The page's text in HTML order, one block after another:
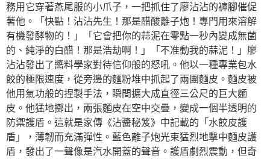
務用它穿著燕尾服的小爪子，一把抓住了廖沾沾的褲腳催促
著他。「快點！沾沾先生！那是醋酸離子炮！專門用來溶解
有機發酵物的！」「它會把你的蒜泥在零點一秒內變成無菌
的、純淨的白醋！那是浩劫啊！」「不准動我的蒜泥！」廖
沾沾發出了醬料學家對待信仰般的怒吼。他以一種專業包水
餃的極限速度，從旁邊的麵粉堆中抓起了兩團麵皮。麵皮被
他用氣功般的捏製手法，瞬間擴大成直徑三公尺的巨大麵
皮。他猛地擲出，兩張麵皮在空中交疊，變成一個半透明的
防禦護盾。這就是家傳《沾醬秘笈》中記載的「水餃皮護
盾」，薄韌而充滿彈性。藍色離子炮光束猛烈地擊中麵皮護
盾，發出了一聲像是汽水開蓋的聲音。護盾劇烈震動，但奇